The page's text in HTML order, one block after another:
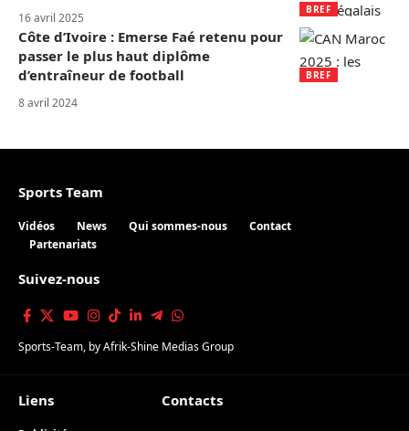
BREF
16 avril 2025
BREF
Côte d’Ivoire : Emerse Faé retenu pour
passer le plus haut diplôme
d’entraîneur de football
8 avril 2024
Sports Team
Vidéos News Qui sommes-nous
Contact
Partenariats
Suivez-nous
Sports-Team, byAfrik-Shine Medias Group
Liens
Contacts